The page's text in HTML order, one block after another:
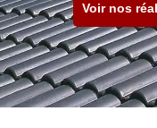
Voir nos